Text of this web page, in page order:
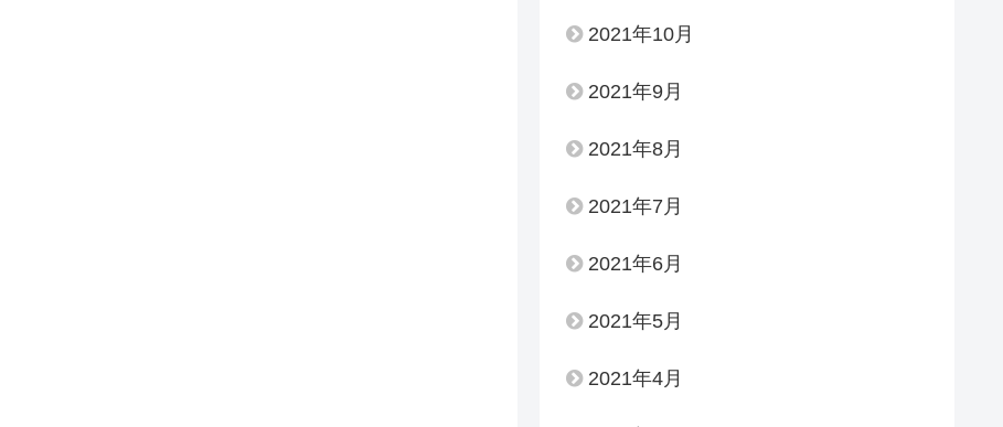
2021年10月
2021年9月
2021年8月
2021年7月
2021年6月
2021年5月
2021年4月